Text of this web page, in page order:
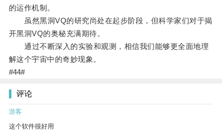
的运作机制。
虽然黑洞VQ的研究尚处在起步阶段，但科学家们对于揭
开黑洞VQ的奥秘充满期待。
通过不断深入的实验和观测，相信我们能够更全面地理
解这个宇宙中的奇妙现象。
#44#
评论
游客
这个软件很好用